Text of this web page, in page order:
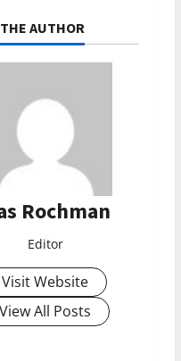
AUTHOR
Rochman
Editor
Visit Website
View All Posts